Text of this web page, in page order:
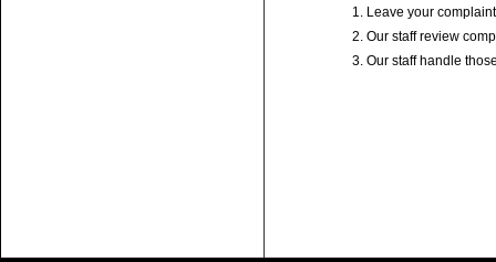
1. Leave your
2. Our staff review
3. Our staff handle